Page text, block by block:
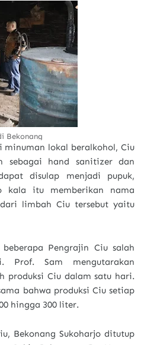
Bekonang
minuman lokal beralkohol, Ciu
sebagai hand sanitizer dan
disulap menjadi pupuk,
kala itu memberikan nama
limbah Ciu tersebut yaitu
Pengrajin Ciu salah
Sam mengutarakan
produksi Ciu dalam satu hari.
bahwa produksi Ciu setiap
hingga 300 liter.
Bekonang Sukoharjo ditutup